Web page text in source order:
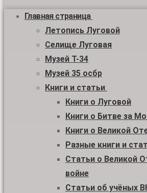
Главная страница
Летопись Луговой
Селище Луговая
Музей Т-34
Музей 35 осбр
Книги и статьи
Книги о Луговой
Книги о Битве за
Книги о Великой
Разные книги и
Статьи о Великой
войне
Статьи об учёных